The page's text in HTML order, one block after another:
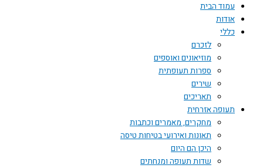
עמוד הבית
אודות
כללי
לזכרם
מוזיאונים ואוספים
ספרות תעופתית
שירים
תאריכים
תעופה אזרחית
מחקרים, מאמרים וכתבות
תאונות ואירועי בטיחות טיסה
היכן הם היום
שדות תעופה ומנחתים